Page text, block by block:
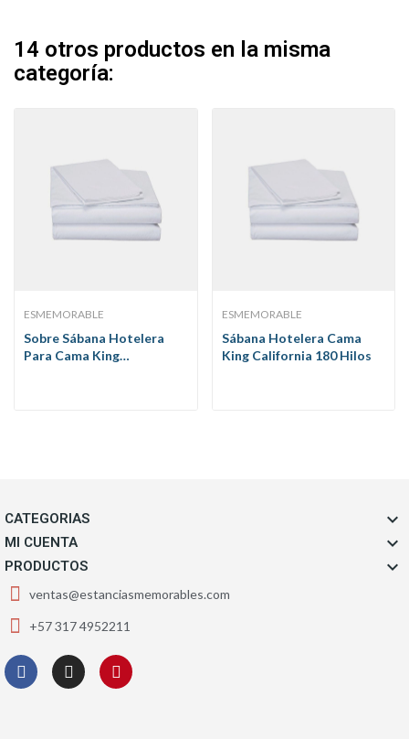
14 otros productos en la misma
categoría:
ESMEMORABLE
Sobre Sábana Hotelera
Para Cama King
ESMEMORABLE
Sábana Hotelera Cama
King California 180 Hilos
CATEGORIAS 
MI CUENTA 
PRODUCTOS 
ventas@estanciasmemorables.com
+57 317 4952211